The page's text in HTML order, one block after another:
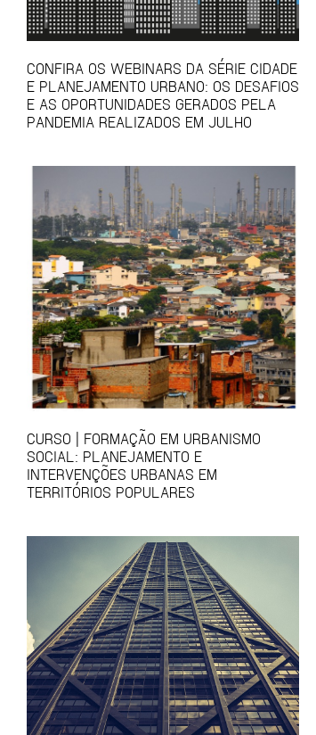
CONFIRA OS WEBINARS DA SÉRIE CIDADE
E PLANEJAMENTO URBANO: OS DESAFIOS
E AS OPORTUNIDADES GERADOS PELA
PANDEMIA REALIZADOS EM JULHO
CURSO | FORMAÇÃO EM URBANISMO
SOCIAL: PLANEJAMENTO E
INTERVENÇÕES URBANAS EM
TERRITÓRIOS POPULARES